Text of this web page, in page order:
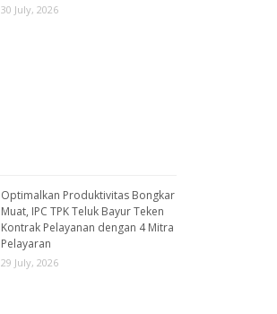
30 July, 2026
Optimalkan Produktivitas Bongkar
Muat, IPC TPK Teluk Bayur Teken
Kontrak Pelayanan dengan 4 Mitra
Pelayaran
29 July, 2026